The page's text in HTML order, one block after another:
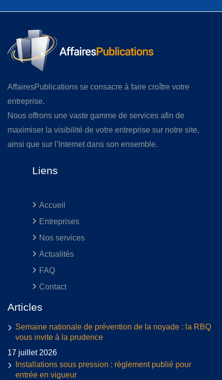
AffairesPublications se consacre à faire croître votre
entreprise.
Nous offrons une vaste gamme de services afin de
maximiser la visibilité de votre entreprise sur notre site,
ainsi que sur l’Internet dans son ensemble.
Liens
Accueil
Entreprises
Nos services
Actualités
FAQ
Contact
Articles
Semaine nationale de prévention de la noyade : la RBQ
vous invite à la prudence
17 juillet 2026
Installations sous pression : règlement publié pour
entrée en vigueur